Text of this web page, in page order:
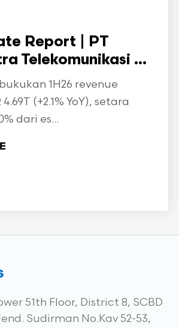
Report | PT
Telekomunikasi ...
1H26 revenue
(+2.1% YoY), setara
dari es...
51th Floor, District 8, SCBD
Sudirman No.Kav 52-53,